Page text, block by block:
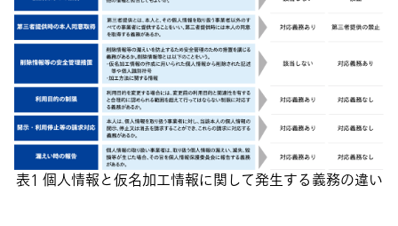
表1 個人情報と仮名加工情報に関して発生する義務の違い